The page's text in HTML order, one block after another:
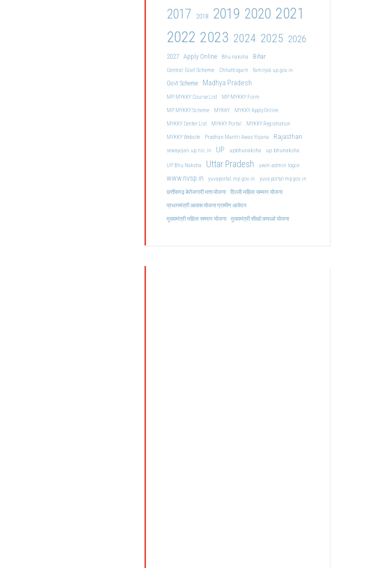
2017 2018 2019 2020 2021
2022 2023 2024 2025 2026
2027 Apply Online Bhu naksha
Bihar
Central Govt Scheme
Chhattisgarh familyid.up.gov.in
Govt Scheme Madhya Pradesh
MP MYKKY Course List
MP MYKKY Form
MP MYKKY Scheme
MYKKY
MYKKY Apply Online
MYKKY Center List
MYKKY Portal
MYKKY Registration
MYKKY Website
Pradhan Mantri Awas Yojana Rajasthan
sewayojan.up.nic.in UP upbhunaksha up bhunaksha
UP Bhu Naksha Uttar Pradesh uwin admin login
www.nvsp.in yuvaportal.mp.gov.in
yuva portal mp gov.in
छत्तीसगढ़ बेरोजगारी भत्ता योजना
दिल्ली महिला सम्मान योजना
प्रधानमंत्री आवास योजना ग्रामीण आवेदन
मुख्यमंत्री महिला सम्मान योजना मुख्यमंत्री सीखो कमाओ योजना